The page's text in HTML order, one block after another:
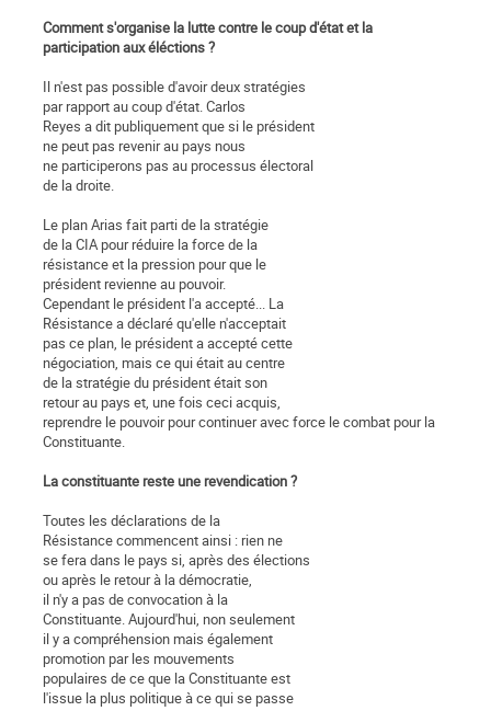
Comment s'organise la lutte contre le coup d'état et la
participation aux éléctions ?
Il n'est pas possible d'avoir deux stratégies
par rapport au coup d'état. Carlos
Reyes a dit publiquement que si le président
ne peut pas revenir au pays nous
ne participerons pas au processus électoral
de la droite.
Le plan Arias fait parti de la stratégie
de la CIA pour réduire la force de la
résistance et la pression pour que le
président revienne au pouvoir.
Cependant le président l'a accepté... La
Résistance a déclaré qu'elle n'acceptait
pas ce plan, le président a accepté cette
négociation, mais ce qui était au centre
de la stratégie du président était son
retour au pays et, une fois ceci acquis,
reprendre le pouvoir pour continuer avec force le combat pour la
Constituante.
La constituante reste une revendication ?
Toutes les déclarations de la
Résistance commencent ainsi : rien ne
se fera dans le pays si, après des élections
ou après le retour à la démocratie,
il n'y a pas de convocation à la
Constituante. Aujourd'hui, non seulement
il y a compréhension mais également
promotion par les mouvements
populaires de ce que la Constituante est
l'issue la plus politique à ce qui se passe